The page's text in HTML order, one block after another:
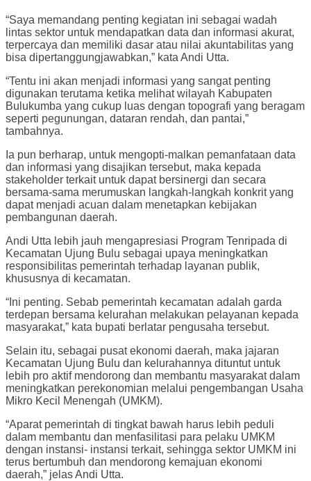
“Saya memandang penting kegiatan ini sebagai wadah
lintas sektor untuk mendapatkan data dan informasi akurat,
terpercaya dan memiliki dasar atau nilai akuntabilitas yang
bisa dipertanggungjawabkan,” kata Andi Utta.
“Tentu ini akan menjadi informasi yang sangat penting
digunakan terutama ketika melihat wilayah Kabupaten
Bulukumba yang cukup luas dengan topografi yang beragam
seperti pegunungan, dataran rendah, dan pantai,”
tambahnya.
Ia pun berharap, untuk mengopti-malkan pemanfataan data
dan informasi yang disajikan tersebut, maka kepada
stakeholder terkait untuk dapat bersinergi dan secara
bersama-sama merumuskan langkah-langkah konkrit yang
dapat menjadi acuan dalam menetapkan kebijakan
pembangunan daerah.
Andi Utta lebih jauh mengapresiasi Program Tenripada di
Kecamatan Ujung Bulu sebagai upaya meningkatkan
responsibilitas pemerintah terhadap layanan publik,
khususnya di kecamatan.
“Ini penting. Sebab pemerintah kecamatan adalah garda
terdepan bersama kelurahan melakukan pelayanan kepada
masyarakat,” kata bupati berlatar pengusaha tersebut.
Selain itu, sebagai pusat ekonomi daerah, maka jajaran
Kecamatan Ujung Bulu dan kelurahannya dituntut untuk
lebih pro aktif mendorong dan membantu masyarakat dalam
meningkatkan perekonomian melalui pengembangan Usaha
Mikro Kecil Menengah (UMKM).
“Aparat pemerintah di tingkat bawah harus lebih peduli
dalam membantu dan menfasilitasi para pelaku UMKM
dengan instansi- instansi terkait, sehingga sektor UMKM ini
terus bertumbuh dan mendorong kemajuan ekonomi
daerah,” jelas Andi Utta.